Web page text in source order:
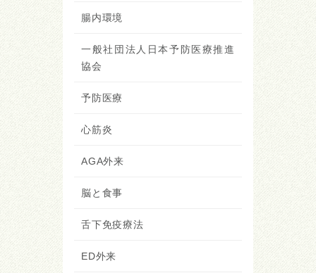
腸内環境
一般社団法人日本予防医療推進
協会
予防医療
心筋炎
AGA外来
脳と食事
舌下免疫療法
ED外来